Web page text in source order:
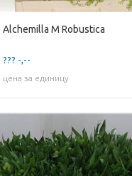
Alchemilla M Robustica
??? -,--
цена за единицу